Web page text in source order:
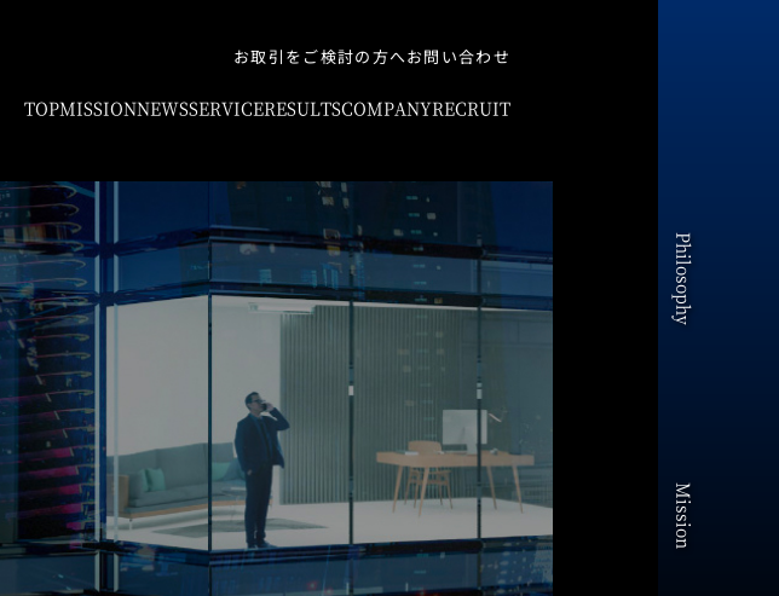
お取引をご検討の方へお問い合わせ
TOPMISSIONNEWSSERVICERESULTSCOMPANYRECRUIT
Philosophy
Mission